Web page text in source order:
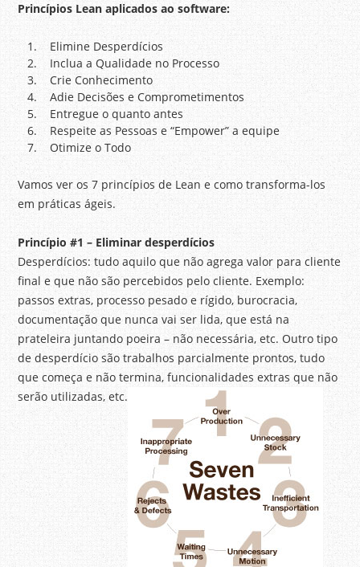
Princípios Lean aplicados ao software:
Elimine Desperdícios
Inclua a Qualidade no Processo
Crie Conhecimento
Adie Decisões e Comprometimentos
Entregue o quanto antes
Respeite as Pessoas e “Empower” a equipe
Otimize o Todo
Vamos ver os 7 princípios de Lean e como transforma-los
em práticas ágeis.
Princípio#1 – Eliminar desperdícios
Desperdícios: tudo aquilo que não agrega valor para cliente
final e que não são percebidos pelo cliente. Exemplo:
passos extras, processo pesado e rígido, burocracia,
documentação que nunca vai ser lida, que está na
prateleira juntando poeira – não necessária, etc. Outro tipo
de desperdício são trabalhos parcialmente prontos, tudo
que começa e não termina, funcionalidades extras que não
serão utilizadas, etc.